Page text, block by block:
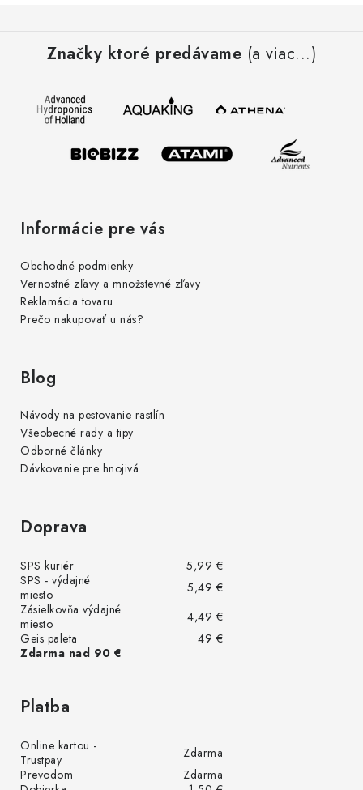
Značky ktoré predávame (a viac...)
Informácie pre vás
Obchodné podmienky
Vernostné zľavy a množstevné zľavy
Reklamácia tovaru
Prečo nakupovať u nás?
Blog
Návody na pestovanie rastlín
Všeobecné rady a tipy
Odborné články
Dávkovanie pre hnojivá
Doprava
SPS kuriér
5,99 €
SPS - výdajné
miesto
5,49 €
Zásielkovňa výdajné
miesto
4,49 €
Geis paleta
49 €
Zdarma nad 90 €
Platba
Online kartou -
Trustpay
Zdarma
Prevodom
Zdarma